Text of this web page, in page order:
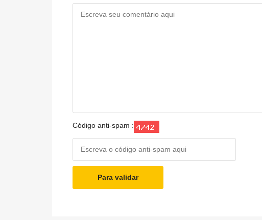
Código anti-spam :
Para validar